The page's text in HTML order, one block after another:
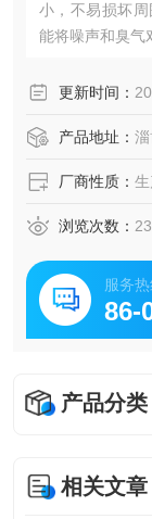
小，不易损坏
能将噪声和臭气
更新时间：
产品地址：
厂商性质：
浏览次数：
服务
86-
产品分类
相关文章